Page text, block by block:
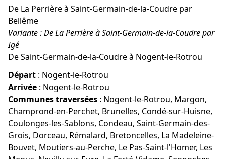
De La Perrière à Saint-Germain-de-la-Coudre par
Bellême
Variante : De La Perrière à Saint-Germain-de-la-Coudre par
Igé
De Saint-Germain-de-la-Coudre à Nogent-le-Rotrou
Départ : Nogent-le-Rotrou
Arrivée : Nogent-le-Rotrou
Communes traversées : Nogent-le-Rotrou, Margon,
Champrond-en-Perchet, Brunelles, Condé-sur-Huisne,
Coulonges-les-Sablons, Condeau, Saint-Germain-des-
Grois, Dorceau, Rémalard, Bretoncelles, La Madeleine-
Bouvet, Moutiers-au-Perche, Le Pas-Saint-l'Homer, Les